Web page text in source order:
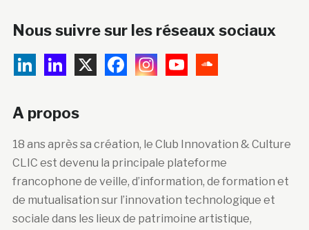
Nous suivre sur les réseaux sociaux
A propos
18 ans après sa création, le Club Innovation & Culture
CLIC est devenu la principale plateforme
francophone de veille, d’information, de formation et
de mutualisation sur l’innovation technologique et
sociale dans les lieux de patrimoine artistique,